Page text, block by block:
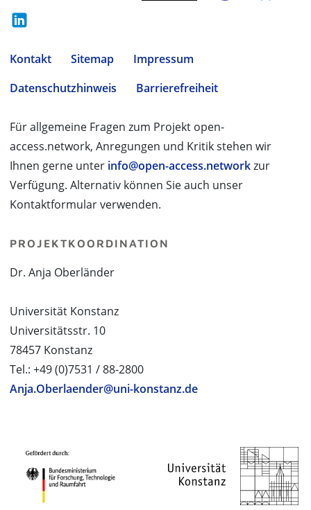
Kontakt Sitemap
Impressum
Datenschutzhinweis
Barrierefreiheit
Für allgemeine Fragen zum Projekt open-
access.network, Anregungen und Kritik stehen wir
Ihnen gerne unter info@open-access.networkzur
Verfügung. Alternativ können Sie auch unser
Kontaktformular verwenden.
PROJEKTKOORDINATION
Dr. Anja Oberländer
Universität Konstanz
Universitätsstr. 10
78457 Konstanz
Tel.: +49 (0)7531 / 88-2800
Anja.Oberlaender@uni-konstanz.de